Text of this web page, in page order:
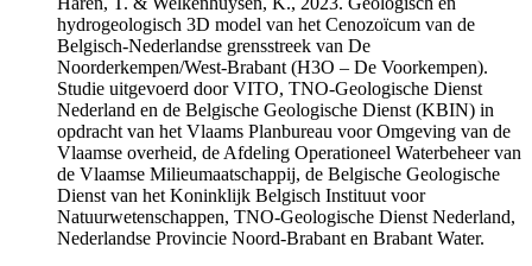
hydrogeologisch 3D model van het Cenozoïcum van de
Belgisch-Nederlandse grensstreek van De
Noorderkempen/West-Brabant (H3O – De Voorkempen).
Studie uitgevoerd door VITO, TNO-Geologische Dienst
Nederland en de Belgische Geologische Dienst (KBIN) in
opdracht van het Vlaams Planbureau voor Omgeving van de
Vlaamse overheid, de Afdeling Operationeel Waterbeheer van
de Vlaamse Milieumaatschappij, de Belgische Geologische
Dienst van het Koninklijk Belgisch Instituut voor
Natuurwetenschappen, TNO-Geologische Dienst Nederland,
Nederlandse Provincie Noord-Brabant en Brabant Water.